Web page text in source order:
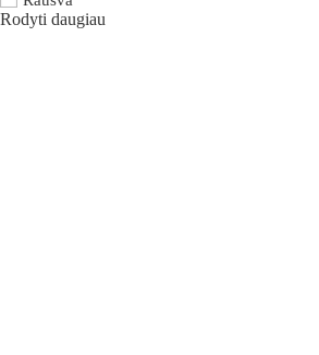
Rodyti daugiau